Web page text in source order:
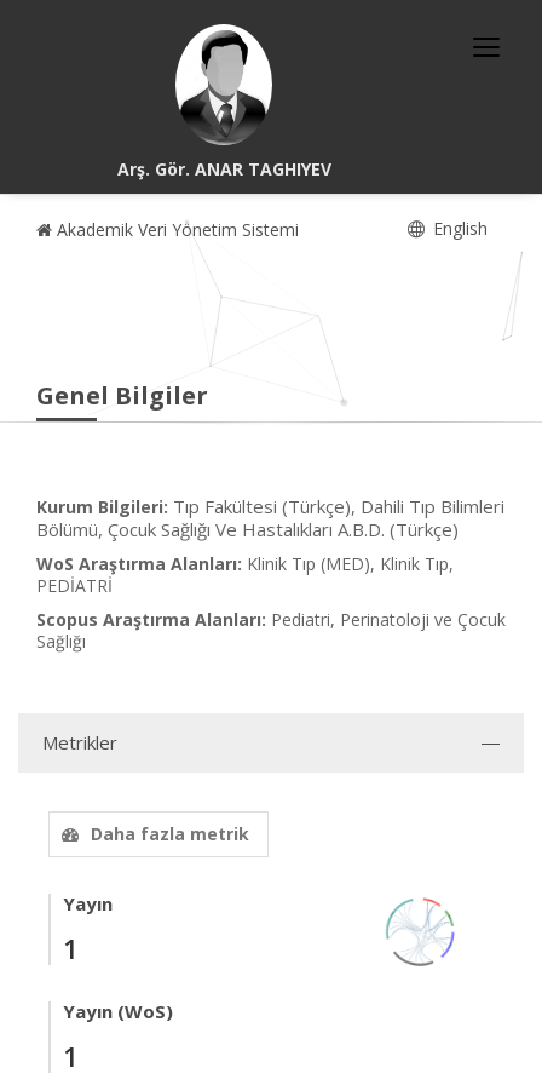
Arş. Gör. ANAR TAGHIYEV
Akademik Veri Yönetim Sistemi English
Genel Bilgiler
Kurum Bilgileri: Tıp Fakültesi (Türkçe), Dahili Tıp Bilimleri
Bölümü, Çocuk Sağlığı Ve Hastalıkları A.B.D. (Türkçe)
WoS Araştırma Alanları: Klinik Tıp (MED), Klinik Tıp,
PEDİATRİ
Scopus Araştırma Alanları: Pediatri, Perinatoloji ve Çocuk
Sağlığı
Metrikler
Daha fazla metrik
Yayın
1
Yayın (WoS)
1